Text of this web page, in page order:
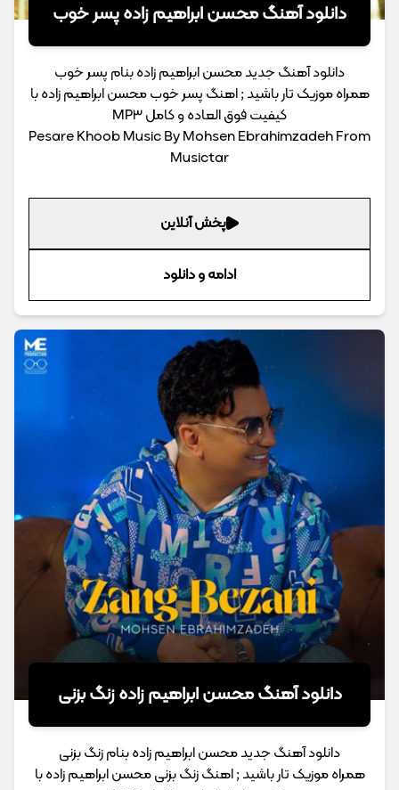
دانلود آهنگ محسن ابراهیم زاده پسر خوب
دانلود آهنگ جدید محسن ابراهیم زاده بنام پسر خوب
همراه موزیک تار باشید ; اهنگ پسر خوب محسن ابراهیم زاده با
کیفیت فوق العاده و کامل MP3
Pesare Khoob Music By Mohsen Ebrahimzadeh From
Musictar
پخش آنلاین
ادامه و دانلود
دانلود آهنگ محسن ابراهیم زاده زنگ بزنی
دانلود آهنگ جدید محسن ابراهیم زاده بنام زنگ بزنی
همراه موزیک تار باشید ; اهنگ زنگ بزنی محسن ابراهیم زاده با